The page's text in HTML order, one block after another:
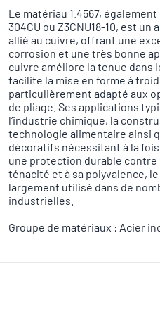
Le matériau 1.4567,
304CU ou Z3CNU18-10, est
allié au cuivre, offrant une
corrosion et une très bonne
cuivre améliore la tenue dans
facilite la mise en forme à
particulièrement adapté aux
de pliage. Ses applications
l’industrie chimique, la
technologie alimentaire ainsi
décoratifs nécessitant à la
une protection durable contre
ténacité et à sa polyvalence,
largement utilisé dans de
industrielles.
Groupe de matériaux : Acier